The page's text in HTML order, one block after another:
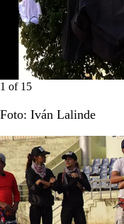
1 of 15
Foto: Iván Lalinde